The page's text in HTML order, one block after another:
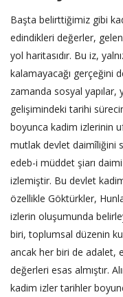
Başta belirttiğimiz gibi
edindikleri değerler,
yol haritasıdır. Bu iz,
kalamayacağı gerçeğini
zamanda sosyal
gelişimindeki tarihi
boyunca kadim izlerinin
mutlak devlet daimîliğini
edeb-i müddet şiarı
izlemiştir. Bu devlet
özellikle Göktürkler,
izlerin oluşumunda
biri, toplumsal düzenin
ancak her biri de adalet,
değerleri esas almıştır.
kadim izler tarihler